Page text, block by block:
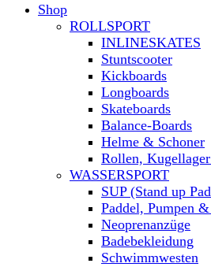
Shop
ROLLSPORT
INLINESKATES
Stuntscooter
Kickboards
Longboards
Skateboards
Balance-Boards
Helme & Schoner
Rollen,
WASSERSPORT
SUP (Stand up
Paddel, Pumpen
Neoprenanzüge
Badebekleidung
Schwimmwesten